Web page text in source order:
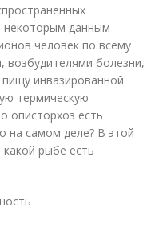
некоторым данным
человек по всему
возбудителями болезни,
инвазированной
термическую
описторхоз есть
на самом деле? В этой
рыбе есть